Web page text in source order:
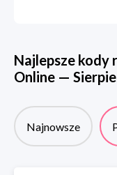
Najlepsze kody
Online —
Najnowsze